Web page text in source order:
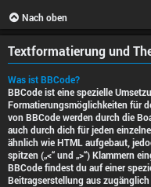
Nach oben
Textformatierung und
Was ist BBCode?
BBCode ist eine spezielle
Formatierungsmöglichkeiten für
von BBCode werden durch die
auch durch dich für jeden
ähnlich wie HTML aufgebaut,
spitzen („<“ und „>“) Klammern
BBCode findest du auf einer
Beitragserstellung aus